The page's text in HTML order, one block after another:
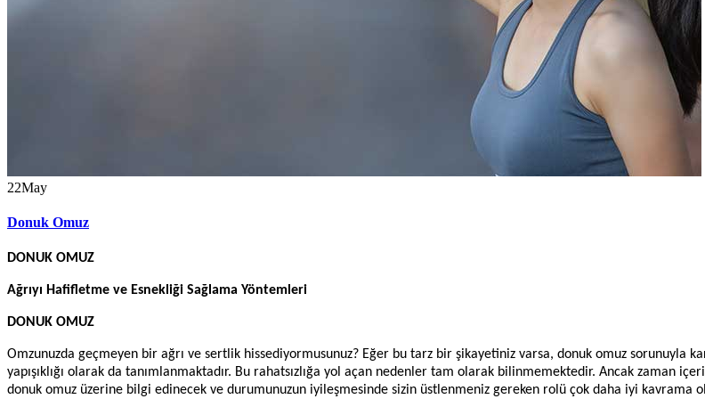
22May
Donuk Omuz
DONUK OMUZ
Ağrıyı Hafifletme ve Esnekliği Sağlama Yöntemleri
DONUK OMUZ
Omzunuzda geçmeyen bir ağrı ve sertlik hissediyormusunuz? Eğer bu tarz bir şikayetiniz varsa, donuk omuz sorunuyla
yapışıklığı olarak da tanımlanmaktadır. Bu rahatsızlığa yol açan nedenler tam olarak bilinmemektedir. Ancak
donuk omuz üzerine bilgi edinecek ve durumunuzun iyileşmesinde sizin üstlenmeniz gereken rolü çok daha iyi kavrama